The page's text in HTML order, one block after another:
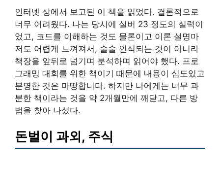
인터넷 상에서 보고된 이 책을 읽었다. 결론적으로
너무 어려웠다. 나는 당시에 실버 23 정도의 실력이
었고, 코드를 이해하는 것도 물론이고 이론 설명마
저도 어렵게 느껴져서, 술술 인식되는 것이 아니라
책장을 앞뒤로 넘기며 분석하며 읽어야 했다. 프로
그래밍 대회를 위한 책이기 때문에 내용이 심도있고
분명한 것은 마땅합니다. 하지만 나에게는 너무 과
분한 책이라는 것을 약 2개월만에 깨닫고, 다른 방
법을 찾아 나섰다.
돈벌이 과외, 주식